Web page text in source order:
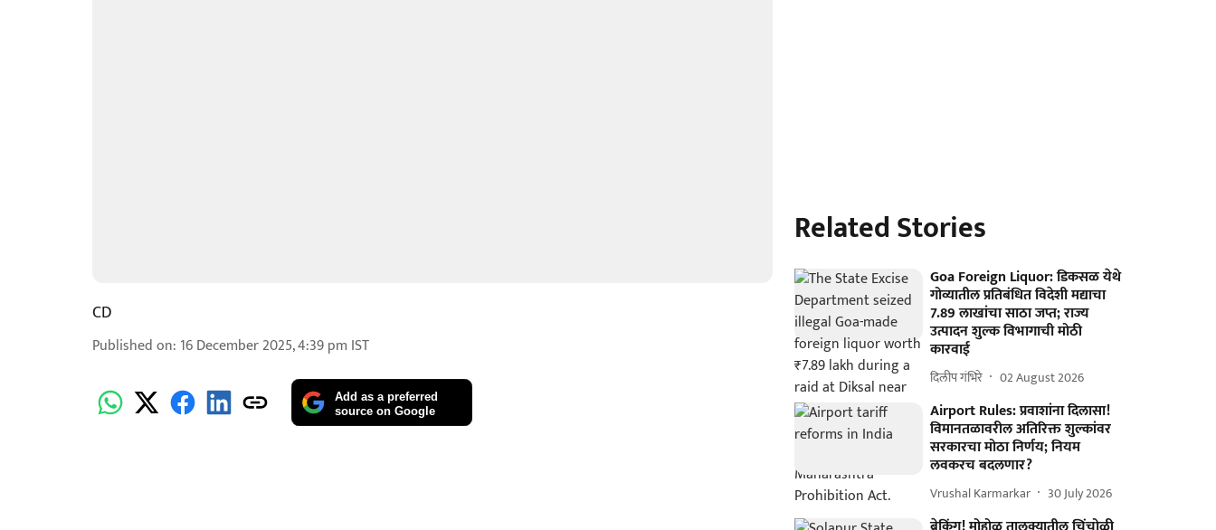
CD
Published on: 16 December 2025, 4:39 pm IST
Add as a preferred
source on Google
Related Stories
Goa Foreign Liquor: डिकसळ येथे
गोव्यातील प्रतिबंधित विदेशी मद्याचा
7.89 लाखांचा साठा जप्त; राज्य
उत्पादन शुल्क विभागाची मोठी
कारवाई
दिलीप गंभिरे 02 August 2026
Airport Rules: प्रवाशांना दिलासा!
विमानतळावरील अतिरिक्त शुल्कांवर
सरकारचा मोठा निर्णय; नियम
लवकरच बदलणार?
Vrushal Karmarkar 30 July 2026